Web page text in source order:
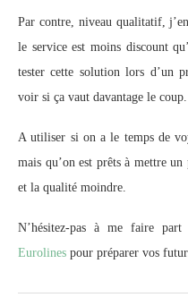
Par contre, niveau qualitatif,
le service est moins discount
tester cette solution lors d’un
voir si ça vaut davantage le coup.
A utiliser si on a le temps de
mais qu’on est prêts à mettre
et la qualité moindre.
N’hésitez-pas à me faire
Eurolines pour préparer vos